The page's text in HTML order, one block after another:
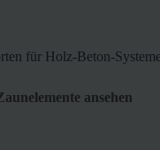
für Holz-Beton-Systeme
ansehen